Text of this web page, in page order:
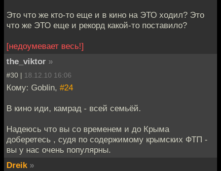
Это что же кто-то еще и в кино на ЭТО ходил? Это
что же ЭТО еще и рекорд какой-то поставило?
[недоумевает весь!]
the_viktor »
#30 | 18.12.10 16:06
Кому: Goblin, #24
В кино иди, камрад - всей семьёй.
Надеюсь что вы со временем и до Крыма
доберетесь , судя по содержимому крымских ФТП -
вы у нас очень популярны.
Dreik »